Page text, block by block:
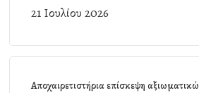
21 Ιουλίου 2026
Αποχαιρετιστήρια επίσκεψη